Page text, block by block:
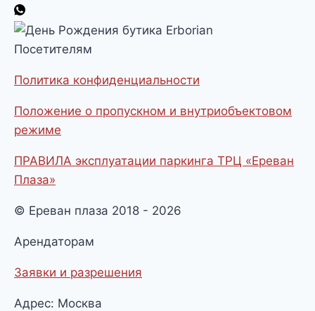
Посетителям
Политика конфиденциальности
Положение о пропускном и внутриобъектовом
режиме
ПРАВИЛА эксплуатации паркинга ТРЦ «Ереван
Плаза»
© Ереван плаза 2018 - 2026
Арендаторам
Заявки и разрешения
Адрес: Москва